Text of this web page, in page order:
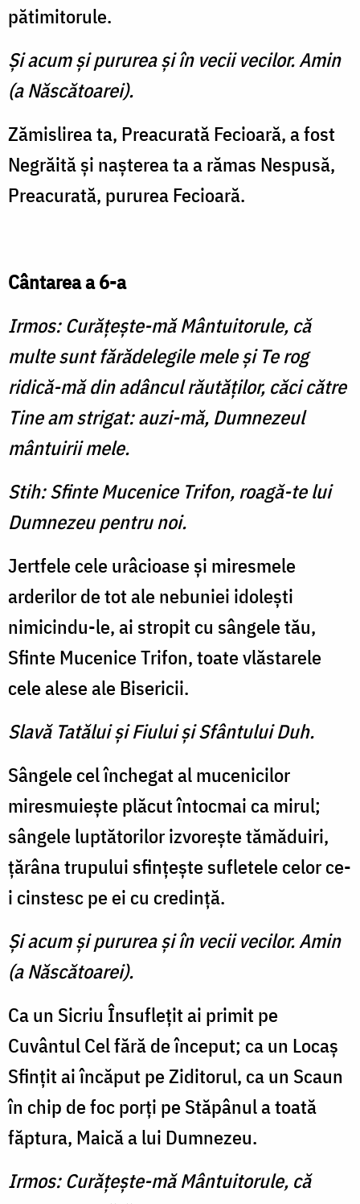
pătimitorule.
Şi acum şi pururea şi în vecii vecilor. Amin
(a Născătoarei).
Zămislirea ta, Preacurată Fecioară, a fost
Negrăită şi naşterea ta a rămas Nespusă,
Preacurată, pururea Fecioară.
Cântarea a 6-a
Irmos: Curăţeşte-mă Mântuitorule, că
multe sunt fărădelegile mele şi Te rog
ridică-mă din adâncul răutăţilor, căci către
Tine am strigat: auzi-mă, Dumnezeul
mântuirii mele.
Stih: Sfinte Mucenice Trifon, roagă-te lui
Dumnezeu pentru noi.
Jertfele cele urâcioase şi miresmele
arderilor de tot ale nebuniei idoleşti
nimicindu-le, ai stropit cu sângele tău,
Sfinte Mucenice Trifon, toate vlăstarele
cele alese ale Bisericii.
Slavă Tatălui şi Fiului şi Sfântului Duh.
Sângele cel închegat al mucenicilor
miresmuieşte plăcut întocmai ca mirul;
sângele luptătorilor izvoreşte tămăduiri,
ţărâna trupului sfinţeşte sufletele celor ce-
i cinstesc pe ei cu credinţă.
Şi acum şi pururea şi în vecii vecilor. Amin
(a Născătoarei).
Ca un Sicriu Însufleţit ai primit pe
Cuvântul Cel fără de început; ca un Locaş
Sfinţit ai încăput pe Ziditorul, ca un Scaun
în chip de foc porţi pe Stăpânul a toată
făptura, Maică a lui Dumnezeu.
Irmos: Curăţeşte-mă Mântuitorule, că